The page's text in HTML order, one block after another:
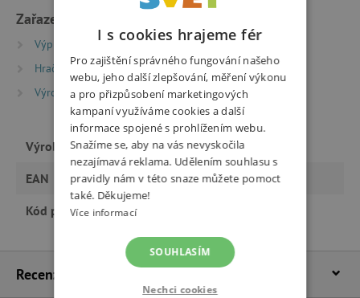
Zařazeno v kategoriích
Výprodej %
Poškozený obal -15 %
Hračky dle typu
Výrobci
SmartMax
Výrobce SmartMax
EAN 5414301249856_po
Kód produktu
Recenze
I s cookies hrajeme fér
Pro zajištění správného fungování našeho
webu, jeho další zlepšování, měření výkonu
a pro přizpůsobení marketingových
kampaní využíváme cookies a další
informace spojené s prohlížením webu.
Snažíme se, aby na vás nevyskočila
nezajímavá reklama. Udělením souhlasu s
pravidly nám v této snaze můžete pomoct
také. Děkujeme!
Více informací
SOUHLASÍM
Nechci cookies